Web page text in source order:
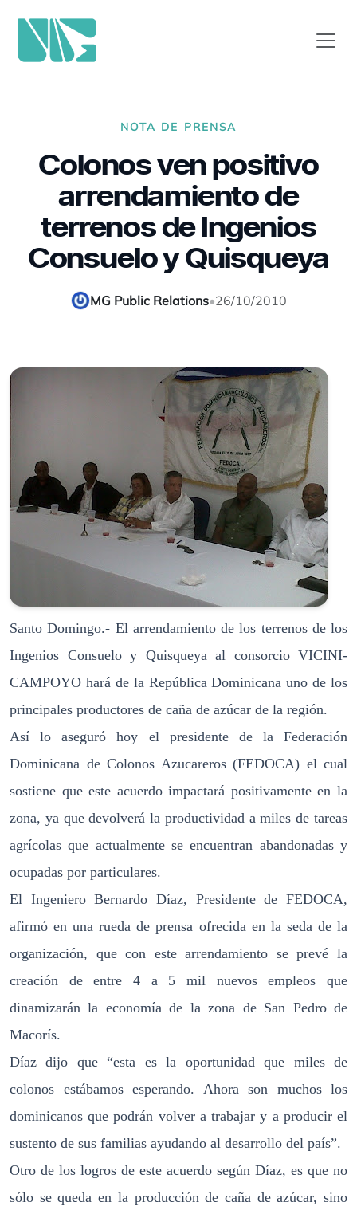
NOTA DE PRENSA
Colonos ven positivo
arrendamiento de
terrenos de Ingenios
Consuelo y Quisqueya
MG Public Relations•26/10/2010
Santo Domingo.- El arrendamiento de los terrenos de los
Ingenios Consuelo y Quisqueya al consorcio VICINI-
CAMPOYO hará de la República Dominicana uno de los
principales productores de caña de azúcar de la región.
Así lo aseguró hoy el presidente de la Federación
Dominicana de Colonos Azucareros (FEDOCA) el cual
sostiene que este acuerdo impactará positivamente en la
zona, ya que devolverá la productividad a miles de tareas
agrícolas que actualmente se encuentran abandonadas y
ocupadas por particulares.
El Ingeniero Bernardo Díaz, Presidente de FEDOCA,
afirmó en una rueda de prensa ofrecida en la seda de la
organización, que con este arrendamiento se prevé la
creación de entre 4 a 5 mil nuevos empleos que
dinamizarán la economía de la zona de San Pedro de
Macorís.
Díaz dijo que “esta es la oportunidad que miles de
colonos estábamos esperando. Ahora son muchos los
dominicanos que podrán volver a trabajar y a producir el
sustento de sus familias ayudando al desarrollo del país”.
Otro de los logros de este acuerdo según Díaz, es que no
sólo se queda en la producción de caña de azúcar, sino